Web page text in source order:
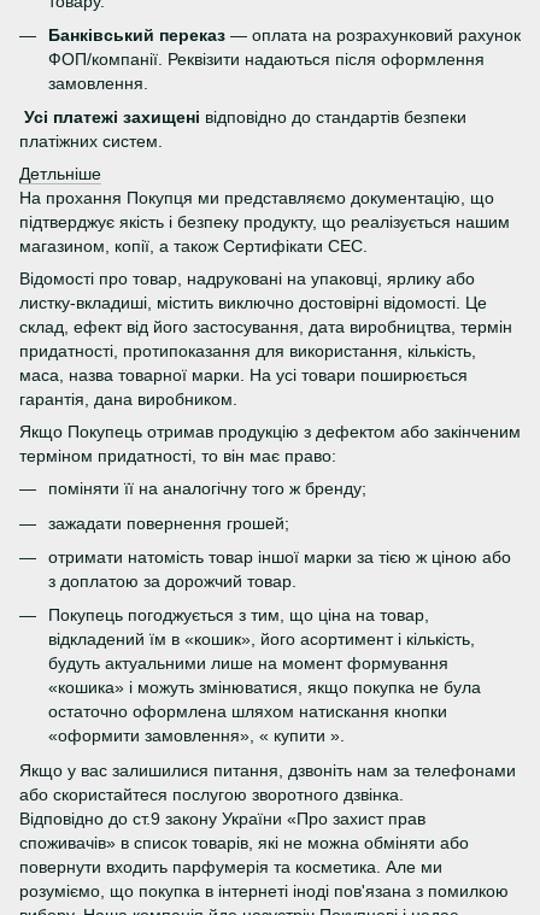
Банківський переказ — оплата на розрахунковий рахунок
ФОП/компанії. Реквізити надаються після оформлення
замовлення.
Усі платежі захищені відповідно до стандартів безпеки
платіжних систем.
Детльніше
На прохання Покупця ми представляємо документацію, що
підтверджує якість і безпеку продукту, що реалізується нашим
магазином, копії, а також Сертифікати СЕС.
Відомості про товар, надруковані на упаковці, ярлику або
листку-вкладиші, містить виключно достовірні відомості. Це
склад, ефект від його застосування, дата виробництва, термін
придатності, протипоказання для використання, кількість,
маса, назва товарної марки. На усі товари поширюється
гарантія, дана виробником.
Якщо Покупець отримав продукцію з дефектом або закінченим
терміном придатності, то він має право:
поміняти її на аналогічну того ж бренду;
зажадати повернення грошей;
отримати натомість товар іншої марки за тією ж ціною або
з доплатою за дорожчий товар.
Покупець погоджується з тим, що ціна на товар,
відкладений їм в «кошик», його асортимент і кількість,
будуть актуальними лише на момент формування
«кошика» і можуть змінюватися, якщо покупка не була
остаточно оформлена шляхом натискання кнопки
«оформити замовлення», « купити ».
Якщо у вас залишилися питання, дзвоніть нам за телефонами
або скористайтеся послугою зворотного дзвінка.
Відповідно до ст.9 закону України «Про захист прав
споживачів» в список товарів, які не можна обміняти або
повернути входить парфумерія та косметика. Але ми
розуміємо, що покупка в інтернеті іноді пов'язана з помилкою